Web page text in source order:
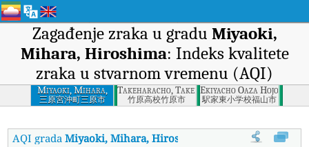
Zagađenje zraka u gradu Miyaoki,
Mihara, Hiroshima: Indeks kvalitete
zraka u stvarnom vremenu (AQI)
Miyaoki, Mihara,
Hiroshima
三原宮沖町三原市
Takeharacho, Takehara, Hiroshima
竹原高校竹原市
Ekiyacho Oaza Hojoji,
駅家東小学校福山市
AQI gradaMiyaoki, Mihara, Hiroshima Miyaoki, Mihara,